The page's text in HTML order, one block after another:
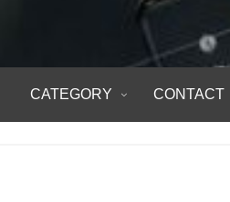
CATEGORY CONTACT